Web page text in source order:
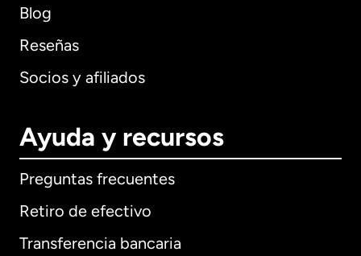
Blog
Reseñas
Socios y afiliados
Ayuda y recursos
Preguntas frecuentes
Retiro de efectivo
Transferencia bancaria